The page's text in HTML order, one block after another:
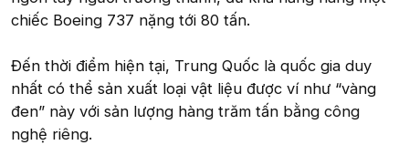
chiếc Boeing 737 nặng tới 80 tấn.
Đến thời điểm hiện tại, Trung Quốc là quốc gia duy
nhất có thể sản xuất loại vật liệu được ví như “vàng
đen” này với sản lượng hàng trăm tấn bằng công
nghệ riêng.